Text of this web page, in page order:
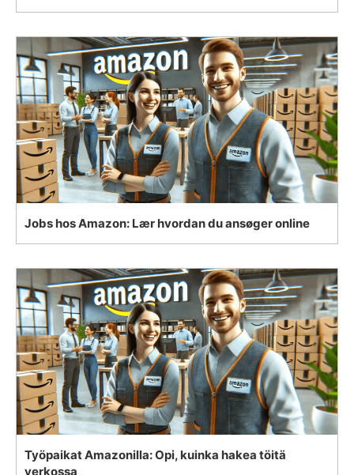
Jobs hos Amazon: Lær hvordan du ansøger online
Työpaikat Amazonilla: Opi, kuinka hakea töitä
verkossa